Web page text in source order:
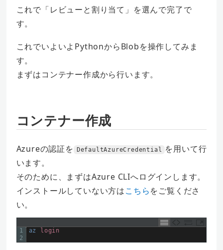
これで「レビューと割り当て」を選んで完了で
す。
これでいよいよPythonからBlobを操作してみま
す。
まずはコンテナー作成から行います。
コンテナー作成
Azureの認証を DefaultAzureCredential
を用いて行
います。
そのために、まずはAzure CLIへログインします。
インストールしていない方はこちらをご覧くださ
い。
1
2
az login